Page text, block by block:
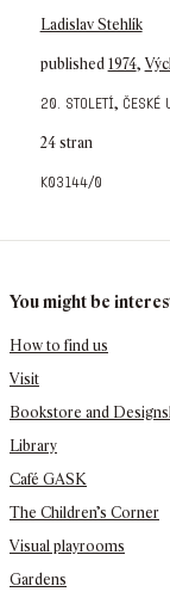
Ladislav Stehlík
published 1974,
20. století, české
24 stran
k03144/0
You might be
How to find us
Visit
Bookstore and
Library
Café GASK
The Children’s Corner
Visual playrooms
Gardens